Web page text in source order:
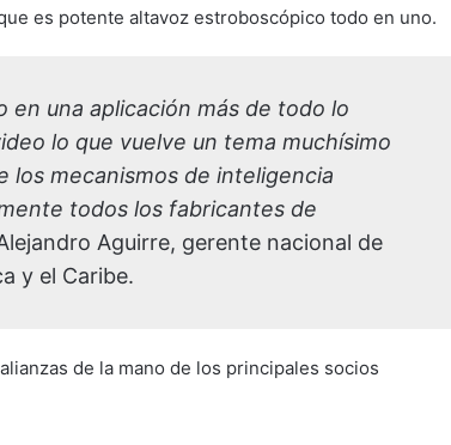
es potente altavoz estroboscópico todo en uno.
una aplicación más de todo lo
lo que vuelve un tema muchísimo
los mecanismos de inteligencia
todos los fabricantes de
Aguirre, gerente nacional de
y el Caribe.
de la mano de los principales socios